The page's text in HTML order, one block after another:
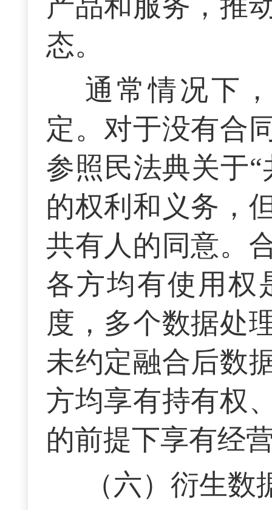
态。
通常情况下
定。对于没有合
参照民法典关于
的权利和义务，
共有人的同意。
各方均有使用权
度，多个数据处
未约定融合后数
方均享有持有权
的前提下享有经
（六）衍生